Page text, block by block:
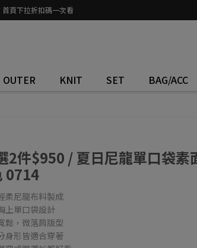
頁下拉折扣碼一次看
OUTER KNIT SET BAG/ACC
2件$950 / 夏日尼龍單口袋素
0714
柔尼龍布料製成
上單口袋設計
鬆，微落肩版型
身形皆適合穿著